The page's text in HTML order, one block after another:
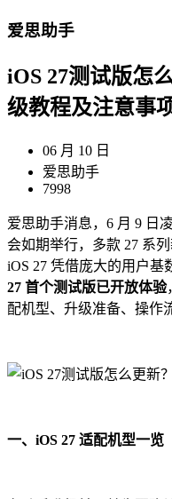
爱思助手
iOS 27测试版怎
级教程及注意事
06 月 10 日
爱思助手
7998
爱思助手消息，6 月 9 日
会如期举行，多款 27 系
iOS 27 凭借庞大的用户基
27 首个测试版已开放体验
配机型、升级准备、操作
一、iOS 27 适配机型一览